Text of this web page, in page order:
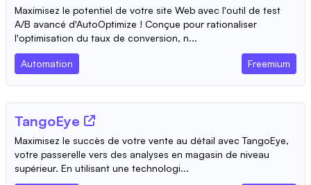
Maximisez le potentiel de votre site Web avec l'outil de test
A/B avancé d'AutoOptimize ! Conçue pour rationaliser
l'optimisation du taux de conversion, n...
Automation Freemium
TangoEye
Maximisez le succès de votre vente au détail avec TangoEye,
votre passerelle vers des analyses en magasin de niveau
supérieur. En utilisant une technologi...